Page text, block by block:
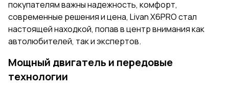
покупателям важны надежность, комфорт,
современные решения и цена, Livan X6PRO стал
настоящей находкой, попав в центр внимания как
автолюбителей, так и экспертов.
Мощный двигатель и передовые
технологии